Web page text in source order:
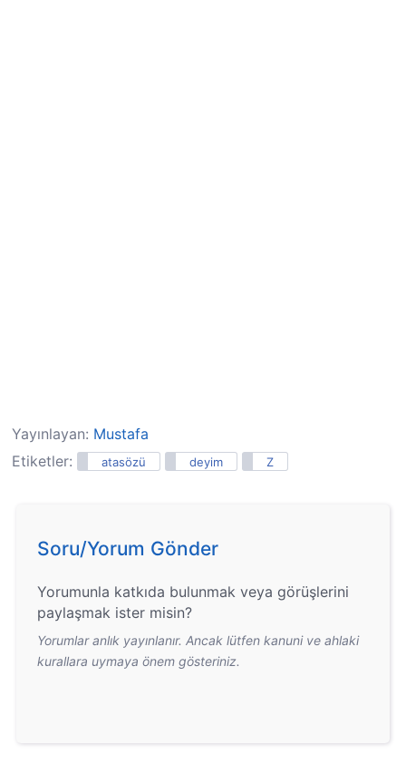
Yayınlayan: Mustafa
Etiketler:
atasözü deyim Z
Soru/Yorum Gönder
Yorumunla katkıda bulunmak veya görüşlerini
paylaşmak ister misin?
Yorumlar anlık yayınlanır. Ancak lütfen kanuni ve ahlaki
kurallara uymaya önem gösteriniz.